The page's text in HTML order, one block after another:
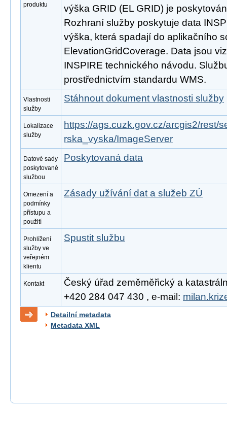
produktu
výška GRID (EL GRID) je
Rozhraní služby poskytuje data
výška, která spadají do aplikačního
ElevationGridCoverage. Data jsou
INSPIRE technického návodu.
prostřednictvím standardu WMS.
Vlastnosti
služby
Stáhnout dokument vlastnosti služby
Lokalizace
služby
https://ags.cuzk.gov.cz/arcgis2/rest/
rska_vyska/ImageServer
Datové sady
poskytované
službou
Poskytovaná data
Omezení a
podmínky
přístupu a
použití
Zásady užívání dat a služeb ZÚ
Prohlížení
služby ve
veřejném
klientu
Spustit službu
Kontakt
Český úřad zeměměřický a
+420 284 047 430 , e-mail:
Detailní metadata
Metadata XML